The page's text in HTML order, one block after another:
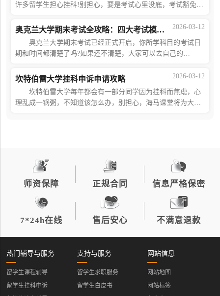
许多留学生担心挂科!别担心，要是考试心里没底，考试豁免政
堂就来给大家详细说说。 政策大
2026-03-12
奥克兰大学期末考试全攻略：四大考试模式+注意事项详解
奥克兰大学期末考试已经正式开启，你所学科目的考试日
期和时间都清楚了吗?如果还不清楚，大家可以去自己的
着期末季的到来，海马课堂在这里也给大家
2026-03-12
坎特伯雷大学挂科申诉申请攻略
坎特伯雷大学每年都会有一部分同学因为挂科而焦虑，心
理乱成一锅粥，不知道该怎么办，别担心，海马课堂将为大家
师资保障 正规合同 信息严格保密
7*24h在线 售后安心 不满意退款
热门辅导与服务
留学生课程辅导
留学生挂科申诉
支持与服务
留学生求职服务
留学生白皮书
网站信息
网站地图
网站标签